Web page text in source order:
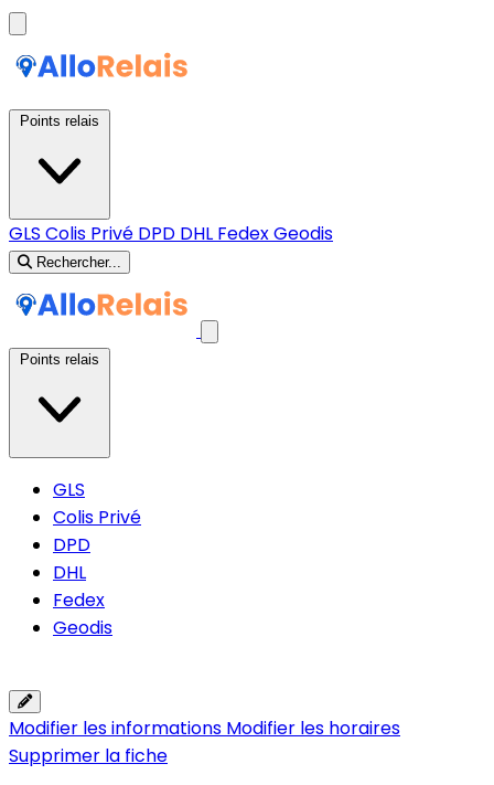
GLS Colis Privé DPD DHL FedexGeodis
Rechercher...
GLS
Colis Privé
DPD
DHL
Fedex
Geodis
Modifier les informations Modifier les horaires
Supprimer la fiche